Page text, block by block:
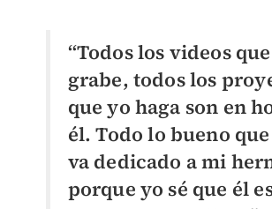
“Todos los videos
grabe, todos los
que yo haga son en
él. Todo lo bueno
va dedicado a mi
porque yo sé que él